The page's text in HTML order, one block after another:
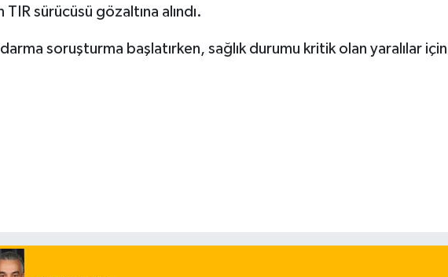
TIR sürücüsü gözaltına alındı.
soruşturma başlatırken, sağlık durumu kritik olan yaralılar için